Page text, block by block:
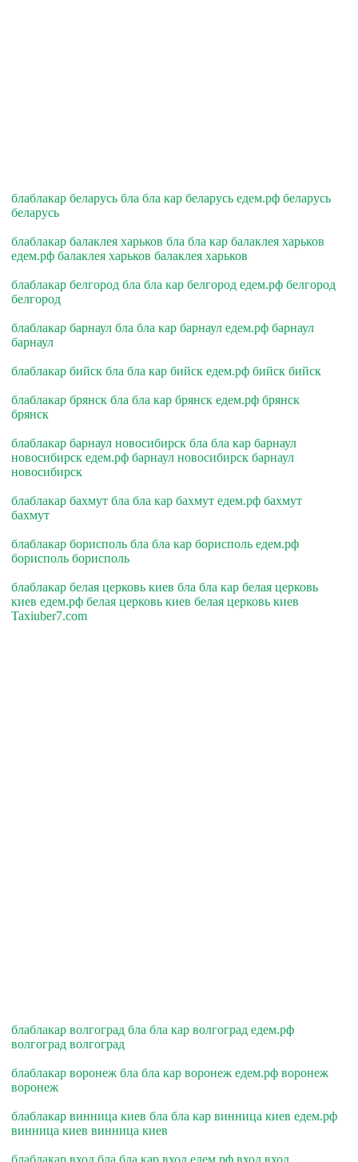
блаблакар беларусь бла бла кар беларусь едем.рф беларусь
беларусь
блаблакар балаклея харьков бла бла кар балаклея харьков
едем.рф балаклея харьков балаклея харьков
блаблакар белгород бла бла кар белгород едем.рф белгород
белгород
блаблакар барнаул бла бла кар барнаул едем.рф барнаул
барнаул
блаблакар бийск бла бла кар бийск едем.рф бийск бийск
блаблакар брянск бла бла кар брянск едем.рф брянск
брянск
блаблакар барнаул новосибирск бла бла кар барнаул
новосибирск едем.рф барнаул новосибирск барнаул
новосибирск
блаблакар бахмут бла бла кар бахмут едем.рф бахмут
бахмут
блаблакар борисполь бла бла кар борисполь едем.рф
борисполь борисполь
блаблакар белая церковь киев бла бла кар белая церковь
киев едем.рф белая церковь киев белая церковь киев
Taxiuber7.com
блаблакар волгоград бла бла кар волгоград едем.рф
волгоград волгоград
блаблакар воронеж бла бла кар воронеж едем.рф воронеж
воронеж
блаблакар винница киев бла бла кар винница киев едем.рф
винница киев винница киев
блаблакар вход бла бла кар вход едем.рф вход вход